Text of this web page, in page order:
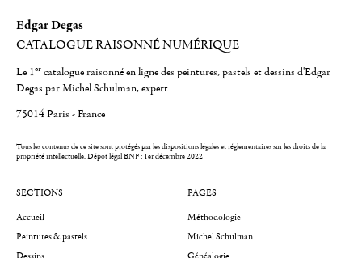
Edgar Degas
CATALOGUE RAISONNÉ NUMÉRIQUE
Le 1er catalogue raisonné en ligne des peintures, pastels et dessins d'Edgar
Degas par Michel Schulman, expert
75014 Paris - France
Tous les contenus de ce site sont protégés par les dispositions légales et réglementaires sur les droits de la
propriété intellectuelle.Dépot légal BNF : 1er décembre 2022
SECTIONS
Accueil
Peintures & pastels
PAGES
Méthodologie
Michel Schulman